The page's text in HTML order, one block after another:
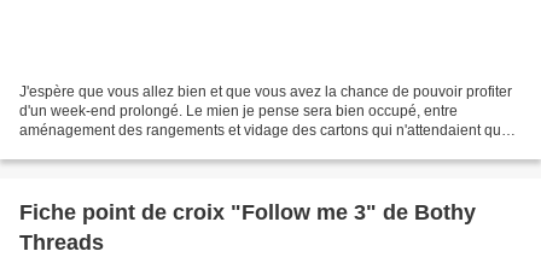
J'espère que vous allez bien et que vous avez la chance de pouvoir profiter
d'un week-end prolongé. Le mien je pense sera bien occupé, entre
aménagement des rangements et vidage des cartons qui n'attendaient que
Fiche point de croix "Follow me 3" de Bothy
Threads